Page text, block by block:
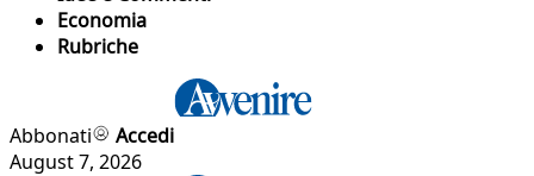
Economia
Rubriche
Abbonati
Accedi
August 7, 2026